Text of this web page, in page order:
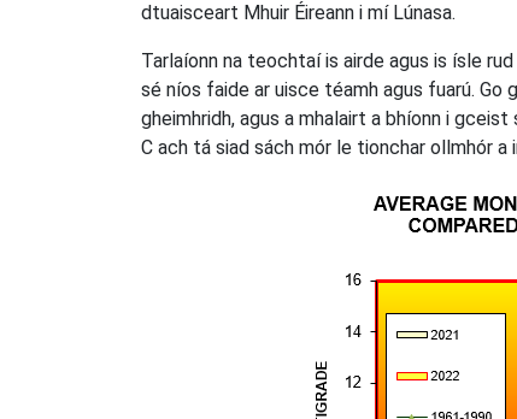
dtuaisceart Mhuir Éireann i mí Lúnasa.
Tarlaíonn na teochtaí is airde agus is ísle
sé níos faide ar uisce téamh agus fuarú.
gheimhridh, agus a mhalairt a bhíonn i
C ach tá siad sách mór le tionchar ollmhór a